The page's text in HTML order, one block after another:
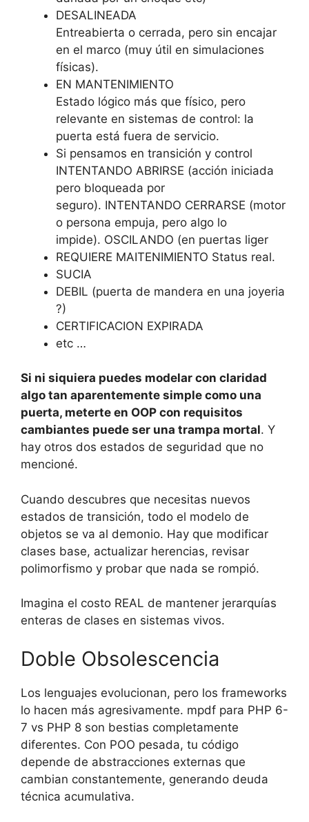
DESALINEADA
Entreabierta o cerrada, pero sin encajar
en el marco (muy útil en simulaciones
físicas).
EN MANTENIMIENTO
Estado lógico más que físico, pero
relevante en sistemas de control: la
puerta está fuera de servicio.
Si pensamos en transición y control
INTENTANDO ABRIRSE (acción iniciada
pero bloqueada por
seguro). INTENTANDO CERRARSE (motor
o persona empuja, pero algo lo
impide). OSCILANDO (en puertas liger
REQUIERE MAITENIMIENTO Status real.
SUCIA
DEBIL (puerta de mandera en una joyeria
?)
CERTIFICACION EXPIRADA
etc …
Si ni siquiera puedes modelar con claridad
algo tan aparentemente simple como una
puerta, meterte en OOP con requisitos
cambiantes puede ser una trampa mortal. Y
hay otros dos estados de seguridad que no
mencioné.
Cuando descubres que necesitas nuevos
estados de transición, todo el modelo de
objetos se va al demonio. Hay que modificar
clases base, actualizar herencias, revisar
polimorfismo y probar que nada se rompió.
Imagina el costo REAL de mantener jerarquías
enteras de clases en sistemas vivos.
Doble Obsolescencia
Los lenguajes evolucionan, pero los frameworks
lo hacen más agresivamente. mpdf para PHP 6-
7 vs PHP 8 son bestias completamente
diferentes. Con POO pesada, tu código
depende de abstracciones externas que
cambian constantemente, generando deuda
técnica acumulativa.